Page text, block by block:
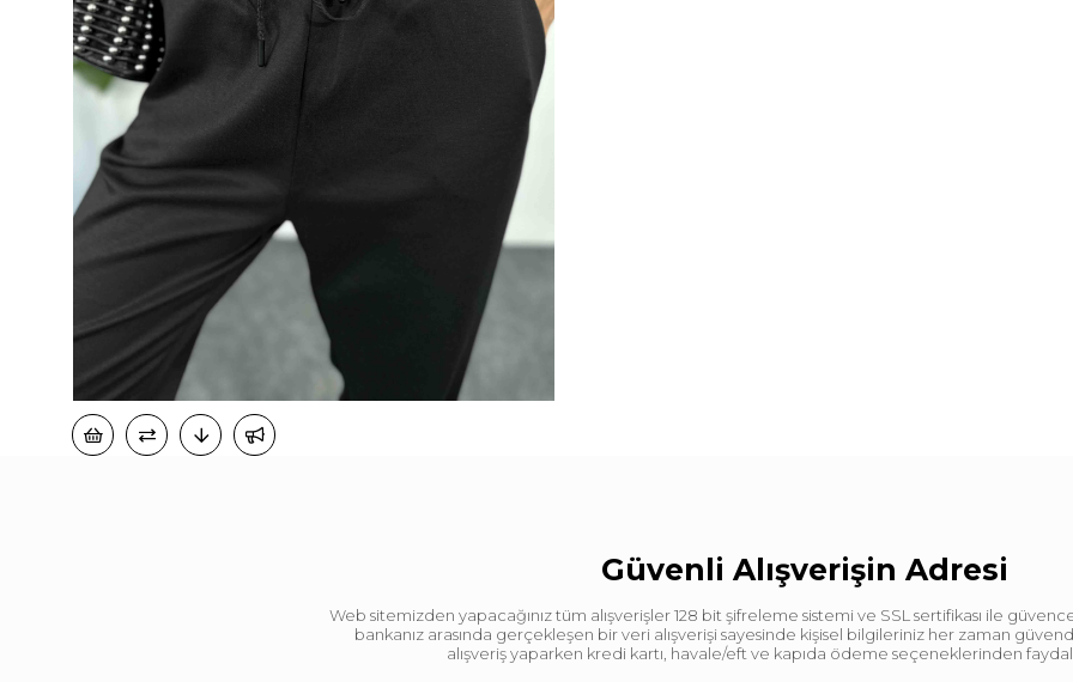
Güvenli Alışverişin Adresi
Web sitemizden yapacağınız tüm alışverişler 128 bit şifreleme sistemi ve SSL sertifikası ile
bankanız arasında gerçekleşen bir veri alışverişi sayesinde kişisel bilgileriniz her zaman
alışveriş yaparken kredi kartı, havale/eft ve kapıda ödeme seçeneklerinden